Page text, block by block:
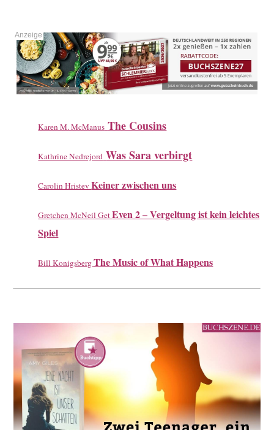
Karen M. McManus The Cousins
Kathrine Nedrejord Was Sara verbirgt
Carolin HristevKeiner zwischen uns
Gretchen McNeil GetEven 2 – Vergeltung ist kein leichtes
Spiel
Bill KonigsbergThe Music of What Happens